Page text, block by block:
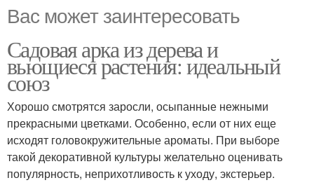
Вас может заинтересовать
Садовая арка из дерева и
вьющиеся растения: идеальный
союз
Хорошо смотрятся заросли, осыпанные нежными
прекрасными цветками. Особенно, если от них еще
исходят головокружительные ароматы. При выборе
такой декоративной культуры желательно оценивать
популярность, неприхотливость к уходу, экстерьер.